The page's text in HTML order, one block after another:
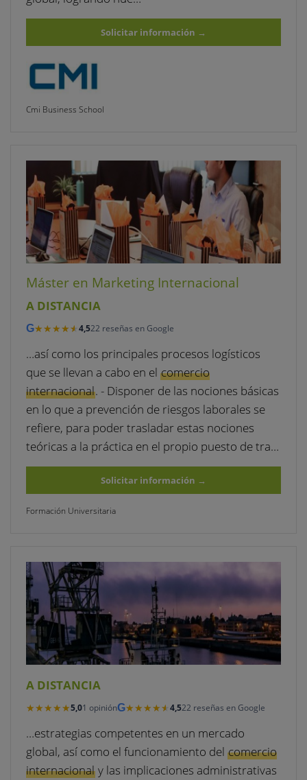
Solicitar información →
Cmi Business School
Máster en Marketing Internacional
A DISTANCIA
G★★★★★
★★★★★ 4,522 reseñas en Google
…así como los principales procesos logísticos
que se llevan a cabo en el comercio
internacional. - Disponer de las nociones básicas
en lo que a prevención de riesgos laborales se
refiere, para poder trasladar estas nociones
teóricas a la práctica en el propio puesto de tra…
Solicitar información →
Formación Universitaria
A DISTANCIA
★★★★★
★★★★★5,01 opiniónG★★★★★
★★★★★ 4,522 reseñas en Google
…estrategias competentes en un mercado
global, así como el funcionamiento del comercio
internacionaly las implicaciones administrativas